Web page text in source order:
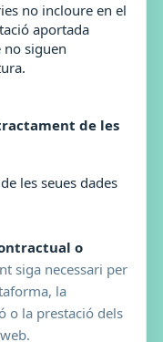
no incloure en el
aportada
no siguen
de les
les seues dades
o
siga necessari per
la
o la prestació dels